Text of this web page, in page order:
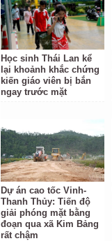
Học sinh Thái Lan kể
lại khoảnh khắc chứng
kiến giáo viên bị bắn
ngay trước mặt
Dự án cao tốc Vinh-
Thanh Thủy: Tiến độ
giải phóng mặt bằng
đoạn qua xã Kim Bảng
rất chậm